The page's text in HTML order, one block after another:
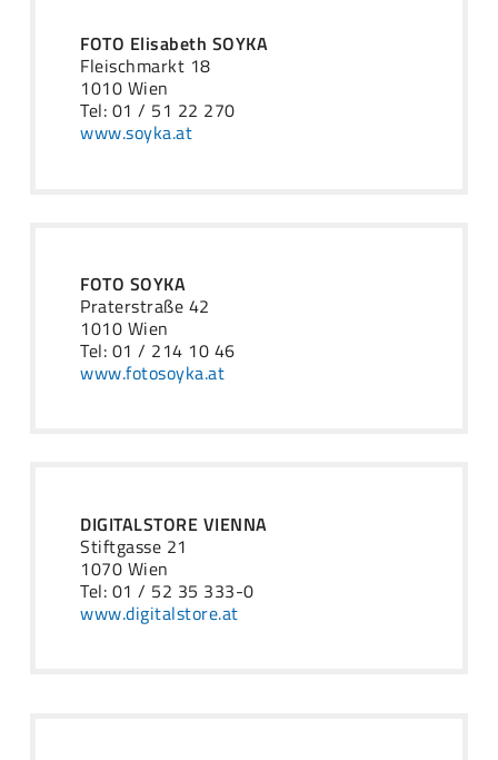
FOTO Elisabeth SOYKA
Fleischmarkt 18
1010 Wien
Tel: 01 / 51 22 270
www.soyka.at
FOTO SOYKA
Praterstraße 42
1010 Wien
Tel: 01 / 214 10 46
www.fotosoyka.at
DIGITALSTORE VIENNA
Stiftgasse 21
1070 Wien
Tel: 01 / 52 35 333-0
www.digitalstore.at